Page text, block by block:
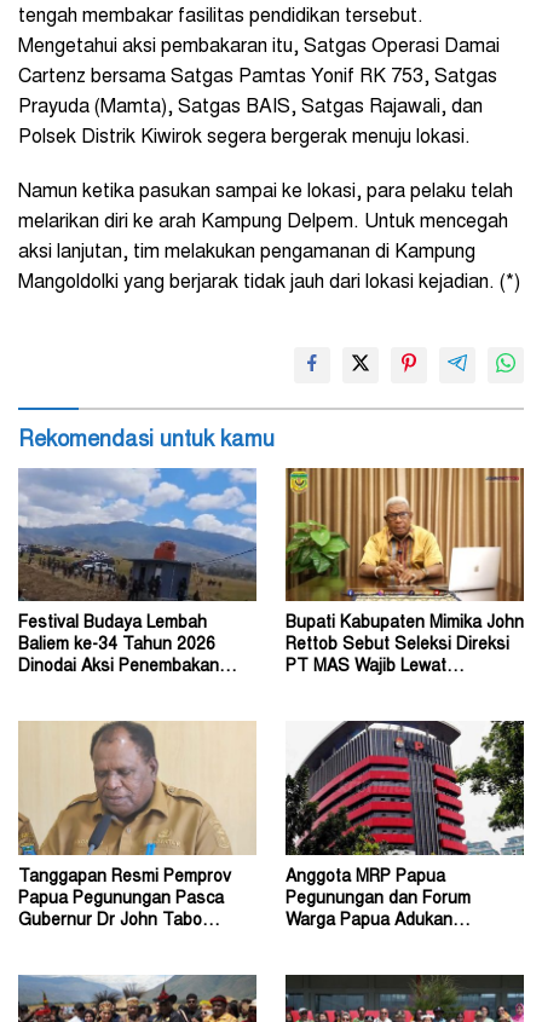
tengah membakar fasilitas pendidikan tersebut.
Mengetahui aksi pembakaran itu, Satgas Operasi Damai
Cartenz bersama Satgas Pamtas Yonif RK 753, Satgas
Prayuda (Mamta), Satgas BAIS, Satgas Rajawali, dan
Polsek Distrik Kiwirok segera bergerak menuju lokasi.
Namun ketika pasukan sampai ke lokasi, para pelaku telah
melarikan diri ke arah Kampung Delpem. Untuk mencegah
aksi lanjutan, tim melakukan pengamanan di Kampung
Mangoldolki yang berjarak tidak jauh dari lokasi kejadian. (*)
Rekomendasi untuk kamu
Festival Budaya Lembah
Baliem ke-34 Tahun 2026
Dinodai Aksi Penembakan
Bupati Kabupaten Mimika John
Rettob Sebut Seleksi Direksi
PT MAS Wajib Lewat
Tanggapan Resmi Pemprov
Papua Pegunungan Pasca
Gubernur Dr John Tabo
Anggota MRP Papua
Pegunungan dan Forum
Warga Papua Adukan